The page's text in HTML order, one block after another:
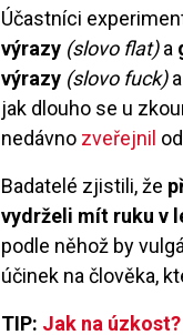
Účastníci
výrazy (slovo flat)a
výrazy (slovo fuck)a
jak dlouho se u
nedávno zveřejnil
Badatelé zjistili, že
vydrželi mít ruku v
podle něhož by
účinek na člověka,
TIP: Jak na